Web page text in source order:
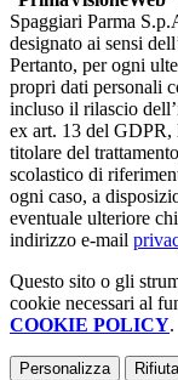
Spaggiari Parma
designato ai sensi
Pertanto, per ogni
propri dati personali
incluso il rilascio
ex art. 13 del GDPR,
titolare del
scolastico di
ogni caso, a
eventuale ulteriore
indirizzo e-mail
Questo sito o gli
cookie necessari al
COOKIE POLICY.
Personalizza